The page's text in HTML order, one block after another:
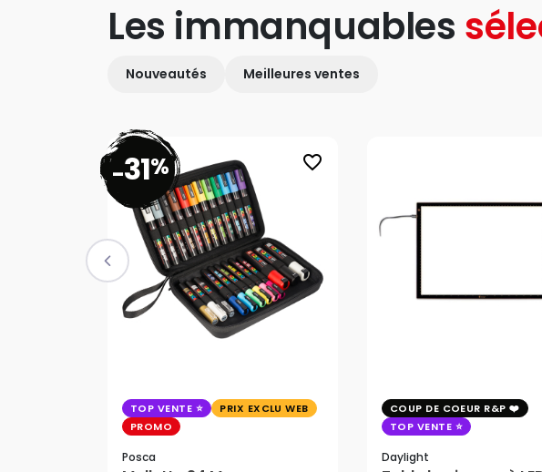
Les immanquables
Nouveautés Meilleures ventes
favorite_border
-31%
TOP VENTE
PRIX EXCLU WEB
PROMO
Posca
COUP DE COEUR R&P
TOP VENTE
Daylight